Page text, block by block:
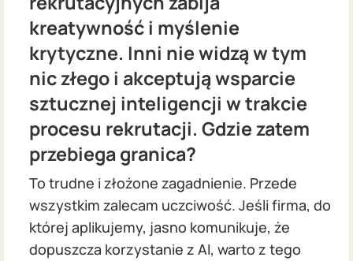
kreatywność i myślenie
krytyczne. Inni nie widzą w tym
nic złego i akceptują wsparcie
sztucznej inteligencji w trakcie
procesu rekrutacji. Gdzie zatem
przebiega granica?
To trudne i złożone zagadnienie. Przede
wszystkim zalecam uczciwość. Jeśli firma, do
której aplikujemy, jasno komunikuje, że
dopuszcza korzystanie z AI, warto z tego